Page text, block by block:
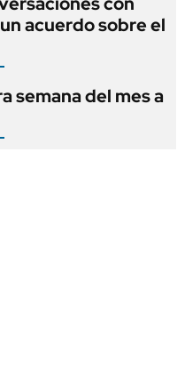
acuerdo sobre el
semana del mes a